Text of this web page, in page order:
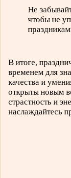
Не
чтобы не
В итоге,
временем для
качества и
открыты новым
страстность и
наслаждайтесь